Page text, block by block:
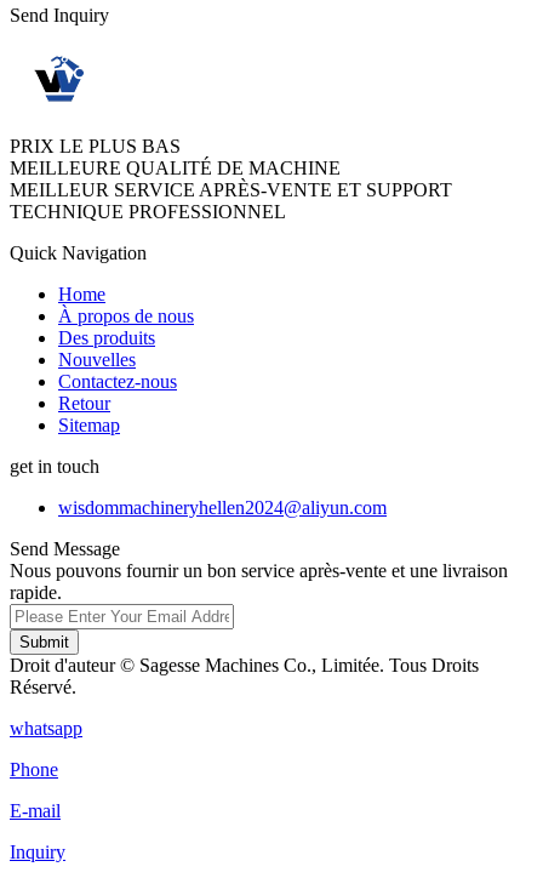
Send Inquiry
PRIX LE PLUS BAS
MEILLEURE QUALITÉ DE MACHINE
MEILLEUR SERVICE APRÈS-VENTE ET SUPPORT
TECHNIQUE PROFESSIONNEL
Quick Navigation
Home
À propos de nous
Des produits
Nouvelles
Contactez-nous
Retour
Sitemap
get in touch
wisdommachineryhellen2024@aliyun.com
Send Message
Nous pouvons fournir un bon service après-vente et une livraison
rapide.
Submit
Droit d'auteur © Sagesse Machines Co., Limitée. Tous Droits
Réservé.
whatsapp
Phone
E-mail
Inquiry